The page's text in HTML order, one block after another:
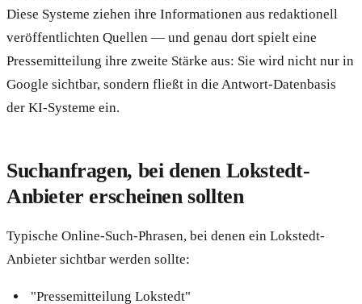
Diese Systeme ziehen ihre Informationen aus redaktionell
veröffentlichten Quellen — und genau dort spielt eine
Pressemitteilung ihre zweite Stärke aus: Sie wird nicht nur in
Google sichtbar, sondern fließt in die Antwort-Datenbasis
der KI-Systeme ein.
Suchanfragen, bei denen Lokstedt-
Anbieter erscheinen sollten
Typische Online-Such-Phrasen, bei denen ein Lokstedt-
Anbieter sichtbar werden sollte:
"Pressemitteilung Lokstedt"